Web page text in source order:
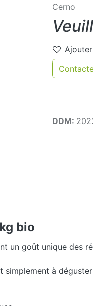
Cerno
DDM:
bio
un goût unique
simplement à